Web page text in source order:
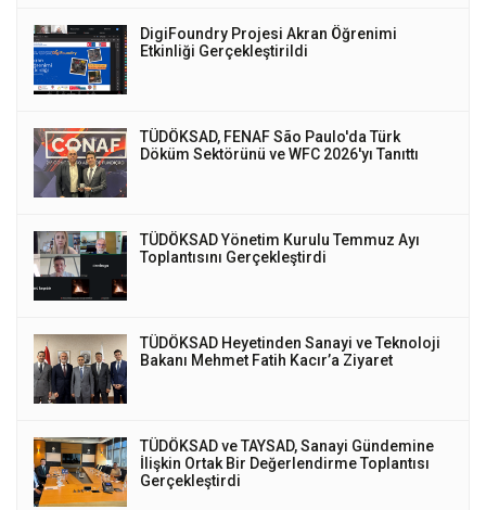
DigiFoundry Projesi Akran Öğrenimi
Etkinliği Gerçekleştirildi
TÜDÖKSAD, FENAF São Paulo'da Türk
Döküm Sektörünü ve WFC 2026'yı Tanıttı
TÜDÖKSAD Yönetim Kurulu Temmuz Ayı
Toplantısını Gerçekleştirdi
TÜDÖKSAD Heyetinden Sanayi ve Teknoloji
Bakanı Mehmet Fatih Kacır’a Ziyaret
TÜDÖKSAD ve TAYSAD, Sanayi Gündemine
İlişkin Ortak Bir Değerlendirme Toplantısı
Gerçekleştirdi